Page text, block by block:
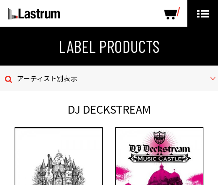
LABEL PRODUCTS
プライバシーポリシー
LABEL PRODUCTS
アーティスト別表示
DJ DECKSTREAM